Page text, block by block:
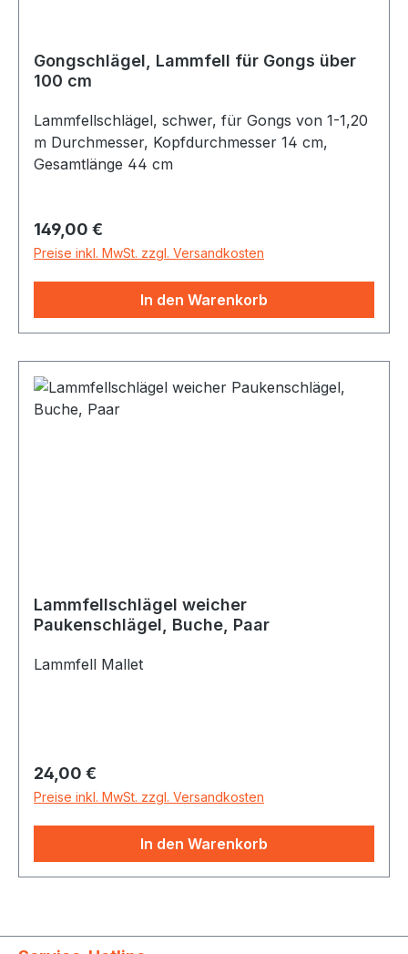
Gongschlägel, Lammfell für Gongs über
100 cm
Lammfellschlägel, schwer, für Gongs von 1-1,20
m Durchmesser, Kopfdurchmesser 14 cm,
Gesamtlänge 44 cm
Regulärer Preis:
149,00 €
Preise inkl. MwSt. zzgl. Versandkosten
In den Warenkorb
Lammfellschlägel weicher
Paukenschlägel, Buche, Paar
Lammfell Mallet
Regulärer Preis:
24,00 €
Preise inkl. MwSt. zzgl. Versandkosten
In den Warenkorb